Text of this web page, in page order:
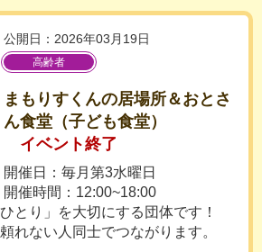
公開日：2026年03月19日
高齢者
まもりすくんの居場所＆おとさ
ん食堂（子ども食堂）
イベント終了
開催日：毎月第3水曜日
開催時間：12:00~18:00
とり」を大切にする団体です！
れない人同士でつながります。